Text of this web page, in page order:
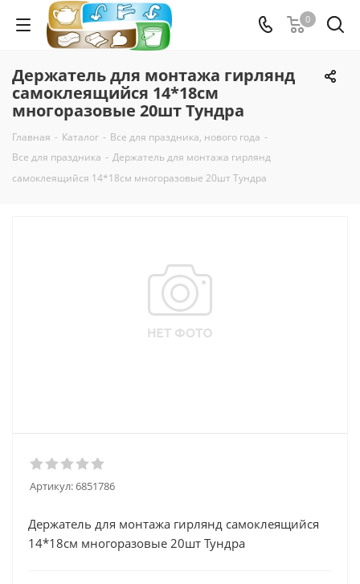
0
Держатель для монтажа гирлянд
самоклеящийся 14*18см
многоразовые 20шт Тундра
Главная - Каталог - Все для праздника, нового года -
Все для праздника - Держатель для монтажа гирлянд
самоклеящийся 14*18см многоразовые 20шт Тундра
Артикул:6851786
Держатель для монтажа гирлянд самоклеящийся
14*18см многоразовые 20шт Тундра